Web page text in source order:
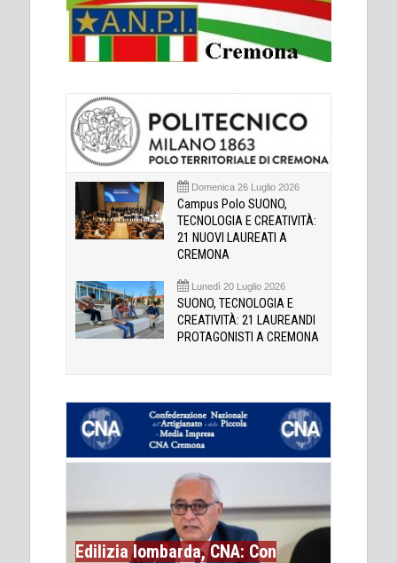
Domenica 26 Luglio 2026
Campus Polo SUONO,
TECNOLOGIA E CREATIVITÀ:
21 NUOVI LAUREATI A
CREMONA
Lunedì 20 Luglio 2026
SUONO, TECNOLOGIA E
CREATIVITÀ: 21 LAUREANDI
PROTAGONISTI A CREMONA
Edilizia lombarda, CNA: Con